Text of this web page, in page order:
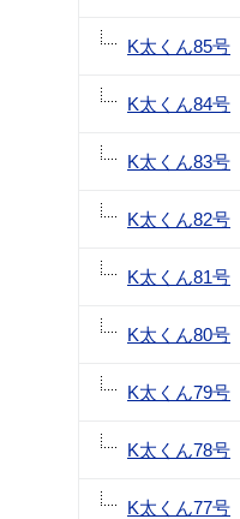
K太くん85号
K太くん84号
K太くん83号
K太くん82号
K太くん81号
K太くん80号
K太くん79号
K太くん78号
K太くん77号